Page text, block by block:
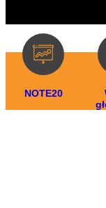
NOTE20